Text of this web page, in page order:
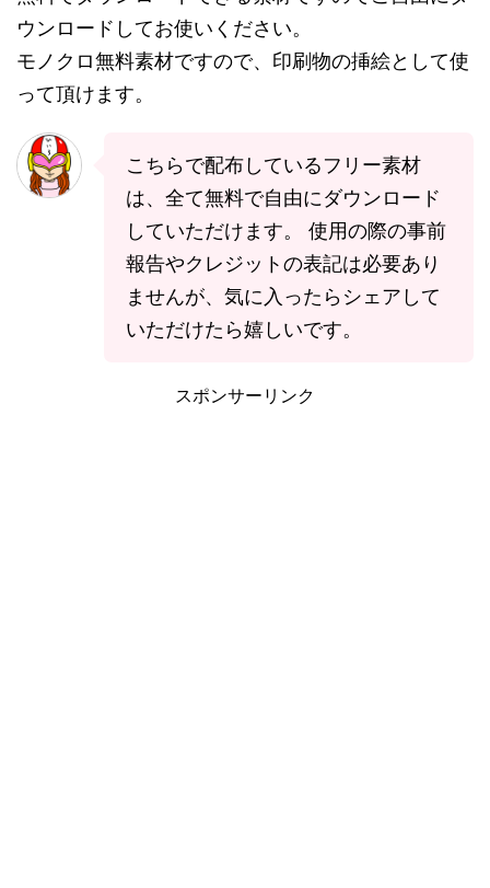
ウンロードしてお使いください。
モノクロ無料素材ですので、印刷物の挿絵として使
って頂けます。
こちらで配布しているフリー素材
は、全て無料で自由にダウンロード
していただけます。 使用の際の事前
報告やクレジットの表記は必要あり
ませんが、気に入ったらシェアして
いただけたら嬉しいです。
スポンサーリンク